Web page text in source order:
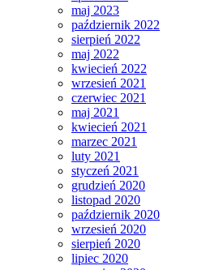
maj 2023
październik 2022
sierpień 2022
maj 2022
kwiecień 2022
wrzesień 2021
czerwiec 2021
maj 2021
kwiecień 2021
marzec 2021
luty 2021
styczeń 2021
grudzień 2020
listopad 2020
październik 2020
wrzesień 2020
sierpień 2020
lipiec 2020